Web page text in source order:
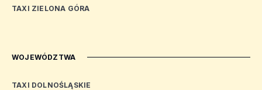
TAXI ZIELONA GÓRA
WOJEWÓDZTWA
TAXI DOLNOŚLĄSKIE